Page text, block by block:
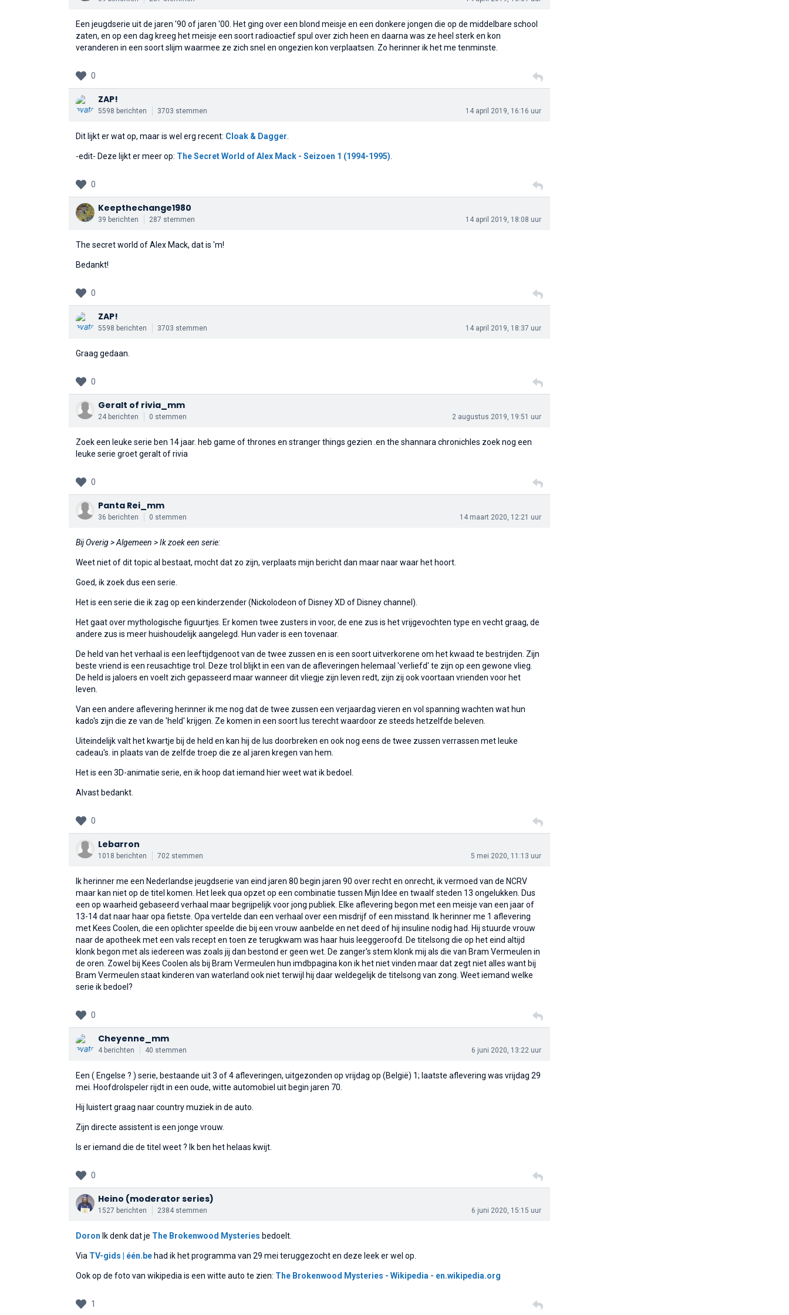
Een jeugdserie uit de jaren '90 of jaren '00. Het ging over een blond meisje en een donkere jongen die op de middelbare school
zaten, en op een dag kreeg het meisje een soort radioactief spul over zich heen en daarna was ze heel sterk en kon
veranderen in een soort slijm waarmee ze zich snel en ongezien kon verplaatsen. Zo herinner ik het me tenminste.
0
ZAP!
5598 berichten 3703 stemmen 14 april 2019, 16:16 uur
Dit lijkt er wat op, maar is wel erg recent: Cloak & Dagger
-edit- Deze lijkt er meer op: The Secret World of Alex Mack - Seizoen 1 (1994-1995)
0
Keepthechange1980
39 berichten 287 stemmen 14 april 2019, 18:08 uur
The secret world of Alex Mack, dat is 'm!
Bedankt!
0
ZAP!
5598 berichten 3703 stemmen 14 april 2019, 18:37 uur
Graag gedaan.
0
Geralt of rivia_mm
24 berichten 0 stemmen 2 augustus 2019, 19:51 uur
Zoek een leuke serie ben 14 jaar. heb game of thrones en stranger things gezien .en the shannara chronichles zoek nog een
leuke serie groet geralt of rivia
0
Panta Rei_mm
36 berichten 0 stemmen 14 maart 2020, 12:21 uur
Bij Overig > Algemeen > Ik zoek een serie:
Weet niet of dit topic al bestaat, mocht dat zo zijn, verplaats mijn bericht dan maar naar waar het hoort.
Goed, ik zoek dus een serie.
Het is een serie die ik zag op een kinderzender (Nickolodeon of Disney XD of Disney channel).
Het gaat over mythologische figuurtjes. Er komen twee zusters in voor, de ene zus is het vrijgevochten type en vecht graag, de
andere zus is meer huishoudelijk aangelegd. Hun vader is een tovenaar.
De held van het verhaal is een leeftijdgenoot van de twee zussen en is een soort uitverkorene om het kwaad te bestrijden. Zijn
beste vriend is een reusachtige trol. Deze trol blijkt in een van de afleveringen helemaal 'verliefd' te zijn op een gewone vlieg.
De held is jaloers en voelt zich gepasseerd maar wanneer dit vliegje zijn leven redt, zijn zij ook voortaan vrienden voor het
leven.
Van een andere aflevering herinner ik me nog dat de twee zussen een verjaardag vieren en vol spanning wachten wat hun
kado's zijn die ze van de 'held' krijgen. Ze komen in een soort lus terecht waardoor ze steeds hetzelfde beleven.
Uiteindelijk valt het kwartje bij de held en kan hij de lus doorbreken en ook nog eens de twee zussen verrassen met leuke
cadeau's. in plaats van de zelfde troep die ze al jaren kregen van hem.
Het is een 3D-animatie serie, en ik hoop dat iemand hier weet wat ik bedoel.
Alvast bedankt.
0
Lebarron
1018 berichten 702 stemmen 5 mei 2020, 11:13 uur
Ik herinner me een Nederlandse jeugdserie van eind jaren 80 begin jaren 90 over recht en onrecht, ik vermoed van de NCRV
maar kan niet op de titel komen. Het leek qua opzet op een combinatie tussen Mijn Idee en twaalf steden 13 ongelukken. Dus
een op waarheid gebaseerd verhaal maar begrijpelijk voor jong publiek. Elke aflevering begon met een meisje van een jaar of
13-14 dat naar haar opa fietste. Opa vertelde dan een verhaal over een misdrijf of een misstand. Ik herinner me 1 aflevering
met Kees Coolen, die een oplichter speelde die bij een vrouw aanbelde en net deed of hij insuline nodig had. Hij stuurde vrouw
naar de apotheek met een vals recept en toen ze terugkwam was haar huis leeggeroofd. De titelsong die op het eind altijd
klonk begon met als iedereen was zoals jij dan bestond er geen wet. De zanger's stem klonk mij als die van Bram Vermeulen in
de oren. Zowel bij Kees Coolen als bij Bram Vermeulen hun imdbpagina kon ik het niet vinden maar dat zegt niet alles want bij
Bram Vermeulen staat kinderen van waterland ook niet terwijl hij daar weldegelijk de titelsong van zong. Weet iemand welke
serie ik bedoel?
0
Cheyenne_mm
4 berichten 40 stemmen 6 juni 2020, 13:22 uur
Een ( Engelse ? ) serie, bestaande uit 3 of 4 afleveringen, uitgezonden op vrijdag op (België) 1; laatste aflevering was vrijdag 29
mei. Hoofdrolspeler rijdt in een oude, witte automobiel uit begin jaren 70.
Hij luistert graag naar country muziek in de auto.
Zijn directe assistent is een jonge vrouw.
Is er iemand die de titel weet ? Ik ben het helaas kwijt.
0
Heino (moderator series)
1527 berichten 2384 stemmen 6 juni 2020, 15:15 uur
Doron Ik denk dat je The Brokenwood Mysteries bedoelt.
Via TV-gids | één.be had ik het programma van 29 mei teruggezocht en deze leek er wel op.
Ook op de foto van wikipedia is een witte auto te zien: The Brokenwood Mysteries - Wikipedia - en.wikipedia.org
1